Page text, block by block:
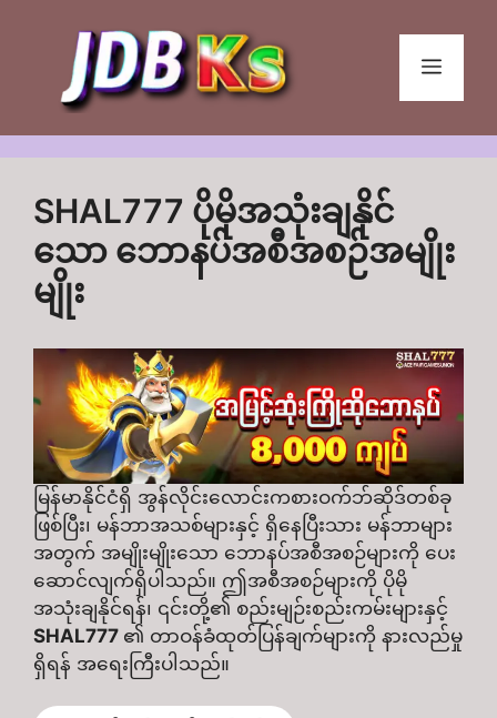
Menu
SHAL777 ပိုမိုအသုံးချနိုင်
သော ဘောနပ်အစီအစဉ်အမျိုး
မျိုး
မြန်မာနိုင်ငံရှိ အွန်လိုင်းလောင်းကစားဝက်ဘ်ဆိုဒ်တစ်ခု
ဖြစ်ပြီး၊ မန်ဘာအသစ်များနှင့် ရှိနေပြီးသား မန်ဘာများ
အတွက် အမျိုးမျိုးသော ဘောနပ်အစီအစဉ်များကို ပေး
ဆောင်လျက်ရှိပါသည်။ ဤအစီအစဉ်များကို ပိုမို
အသုံးချနိုင်ရန်၊ ၎င်းတို့၏ စည်းမျဉ်းစည်းကမ်းများနှင့်
SHAL777 ၏ တာဝန်ခံထုတ်ပြန်ချက်များကို နားလည်မှု
ရှိရန် အရေးကြီးပါသည်။​